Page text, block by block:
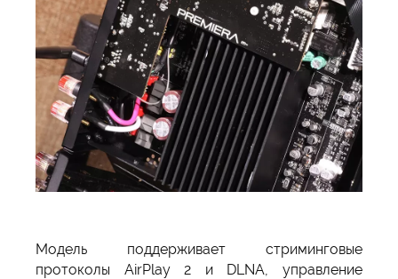
Модель поддерживает стриминговые
протоколы AirPlay 2 и DLNA, управление